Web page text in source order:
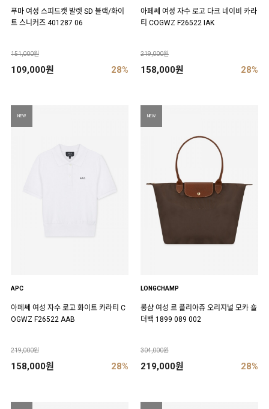
푸마 여성 스피드캣 발렛 SD 블랙/화이
트 스니커즈 401287 06
151,000원
109,000원 28%
아페쎄 여성 자수 로고 다크 네이비 카라
티 COGWZ F26522 IAK
219,000원
158,000원 28%
NEW
APC
아페쎄 여성 자수 로고 화이트 카라티 C
OGWZ F26522 AAB
219,000원
158,000원 28%
NEW
LONGCHAMP
롱샴 여성 르 플리아쥬 오리지널 모카 숄
더백 1899 089 002
304,000원
219,000원 28%